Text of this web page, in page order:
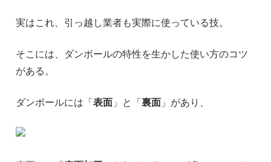
実はこれ、引っ越し業者も実際に使っている技。
そこには、ダンボールの特性を生かした使い方のコツ
がある。
ダンボールには「表面」と「裏面」があり、